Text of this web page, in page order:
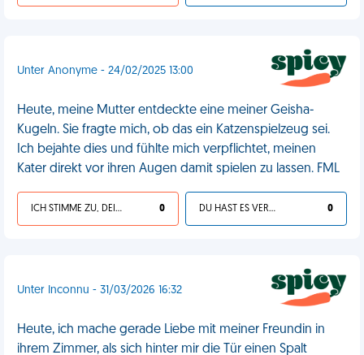
Unter Anonyme - 24/02/2025 13:00
Heute, meine Mutter entdeckte eine meiner Geisha-
Kugeln. Sie fragte mich, ob das ein Katzenspielzeug sei.
Ich bejahte dies und fühlte mich verpflichtet, meinen
Kater direkt vor ihren Augen damit spielen zu lassen. FML
ICH STIMME ZU, DEIN LEBEN IST SCHEISSE 0 DU HAST ES VERDIENT 0
Unter Inconnu - 31/03/2026 16:32
Heute, ich mache gerade Liebe mit meiner Freundin in
ihrem Zimmer, als sich hinter mir die Tür einen Spalt